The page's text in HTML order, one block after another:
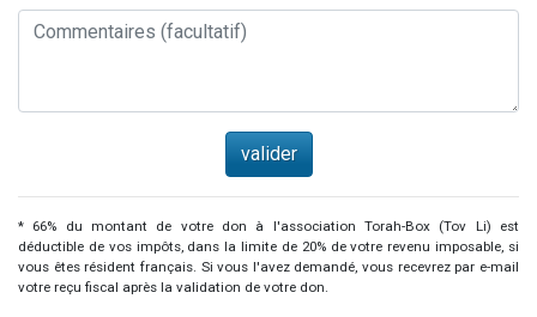
* 66% du montant de votre don à l'association Torah-Box (Tov Li) est
déductible de vos impôts, dans la limite de 20% de votre revenu imposable, si
vous êtes résident français. Si vous l'avez demandé, vous recevrez par e-mail
votre reçu fiscal après la validation de votre don.